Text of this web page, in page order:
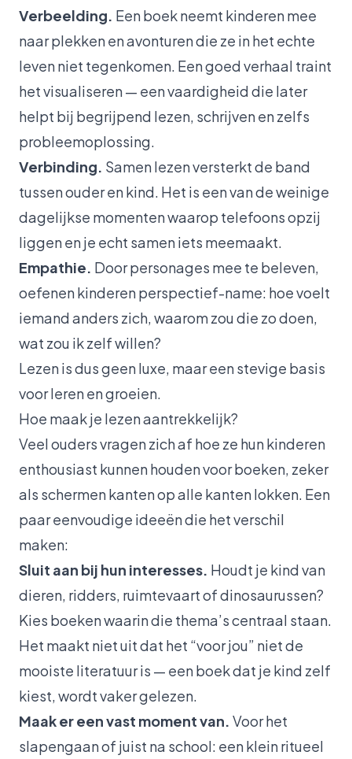
Verbeelding. Een boek neemt kinderen mee
naar plekken en avonturen die ze in het echte
leven niet tegenkomen. Een goed verhaal traint
het visualiseren — een vaardigheid die later
helpt bij begrijpend lezen, schrijven en zelfs
probleemoplossing.
Verbinding. Samen lezen versterkt de band
tussen ouder en kind. Het is een van de weinige
dagelijkse momenten waarop telefoons opzij
liggen en je echt samen iets meemaakt.
Empathie. Door personages mee te beleven,
oefenen kinderen perspectief-name: hoe voelt
iemand anders zich, waarom zou die zo doen,
wat zou ik zelf willen?
Lezen is dus geen luxe, maar een stevige basis
voor leren en groeien.
Hoe maak je lezen aantrekkelijk?
Veel ouders vragen zich af hoe ze hun kinderen
enthousiast kunnen houden voor boeken, zeker
als schermen kanten op alle kanten lokken. Een
paar eenvoudige ideeën die het verschil
maken:
Sluit aan bij hun interesses. Houdt je kind van
dieren, ridders, ruimtevaart of dinosaurussen?
Kies boeken waarin die thema’s centraal staan.
Het maakt niet uit dat het “voor jou” niet de
mooiste literatuur is — een boek dat je kind zelf
kiest, wordt vaker gelezen.
Maak er een vast moment van. Voor het
slapengaan of juist na school: een klein ritueel